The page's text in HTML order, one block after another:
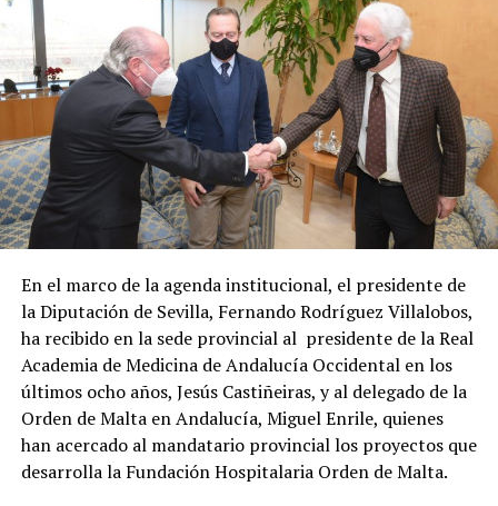
En el marco de la agenda institucional, el presidente de
la Diputación de Sevilla, Fernando Rodríguez Villalobos,
ha recibido en la sede provincial al presidente de la Real
Academia de Medicina de Andalucía Occidental en los
últimos ocho años, Jesús Castiñeiras, y al delegado de la
Orden de Malta en Andalucía, Miguel Enrile, quienes
han acercado al mandatario provincial los proyectos que
desarrolla la Fundación Hospitalaria Orden de Malta.